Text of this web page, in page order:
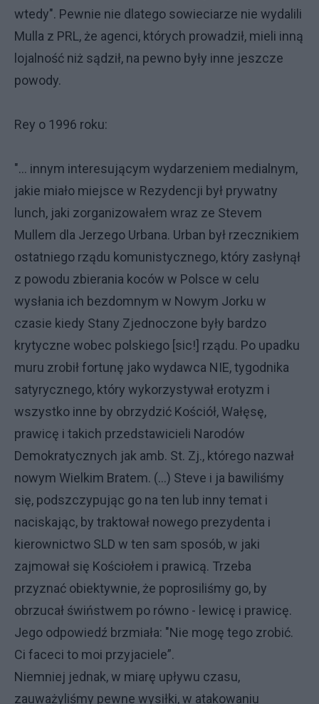
wtedy". Pewnie nie dlatego sowieciarze nie wydalili
Mulla z PRL, że agenci, których prowadził, mieli inną
lojalność niż sądził, na pewno były inne jeszcze
powody.
Rey o 1996 roku:
"... innym interesującym wydarzeniem medialnym,
jakie miało miejsce w Rezydencji był prywatny
lunch, jaki zorganizowałem wraz ze Stevem
Mullem dla Jerzego Urbana. Urban był rzecznikiem
ostatniego rządu komunistycznego, który zasłynął
z powodu zbierania koców w Polsce w celu
wysłania ich bezdomnym w Nowym Jorku w
czasie kiedy Stany Zjednoczone były bardzo
krytyczne wobec polskiego [sic!] rządu. Po upadku
muru zrobił fortunę jako wydawca NIE, tygodnika
satyrycznego, który wykorzystywał erotyzm i
wszystko inne by obrzydzić Kościół, Wałęsę,
prawicę i takich przedstawicieli Narodów
Demokratycznych jak amb. St. Zj., którego nazwał
nowym Wielkim Bratem. (...) Steve i ja bawiliśmy
się, podszczypując go na ten lub inny temat i
naciskając, by traktował nowego prezydenta i
kierownictwo SLD w ten sam sposób, w jaki
zajmował się Kościołem i prawicą. Trzeba
przyznać obiektywnie, że poprosiliśmy go, by
obrzucał świństwem po równo - lewicę i prawicę.
Jego odpowiedź brzmiała: "Nie mogę tego zrobić.
Ci faceci to moi przyjaciele”.
Niemniej jednak, w miarę upływu czasu,
zauważyliśmy pewne wysiłki, w atakowaniu